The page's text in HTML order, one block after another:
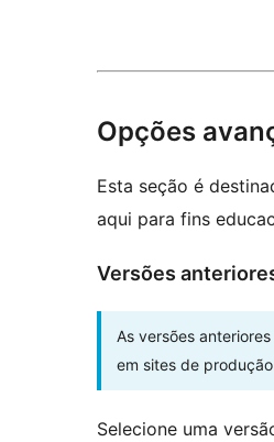
Opções
Esta seção é
aqui para fins
Versões
As versões
em sites de
Selecione uma